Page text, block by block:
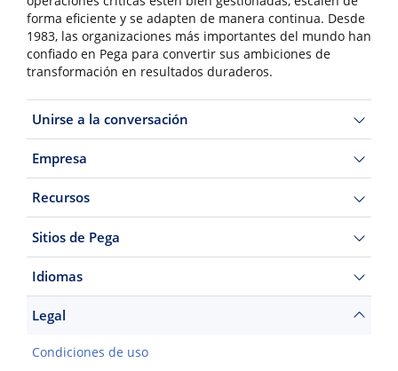
forma eficiente y se adapten de manera continua. Desde
1983, las organizaciones más importantes del mundo han
confiado en Pega para convertir sus ambiciones de
transformación en resultados duraderos.
Unirse a la conversación
Empresa
Recursos
Sitios de Pega
Idiomas
Legal
Condiciones de uso